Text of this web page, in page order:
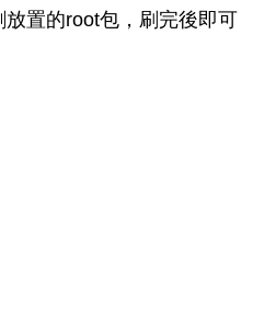
置的root包，刷完後即可